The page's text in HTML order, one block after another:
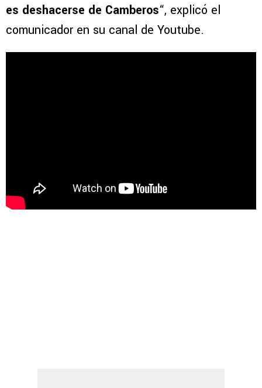
es deshacerse de Camberos“, explicó el
comunicador en su canal de Youtube.